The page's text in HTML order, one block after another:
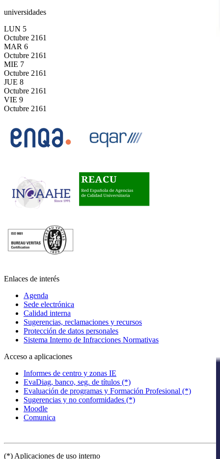
universidades
LUN 5
Octubre 2161
MAR 6
Octubre 2161
MIE 7
Octubre 2161
JUE 8
Octubre 2161
VIE 9
Octubre 2161
Enlaces de interés
Agenda
Sede electrónica
Calidad interna
Sugerencias, reclamaciones y recursos
Protección de datos personales
Sistema Interno de Infracciones Normativas
Acceso a aplicaciones
Informes de centro y zonas IE
EvaDiag, banco, seg. de títulos (*)
Evaluación de programas y Formación Profesional (*)
Sugerencias y no conformidades (*)
Moodle
Comunica
(*) Aplicaciones de uso interno